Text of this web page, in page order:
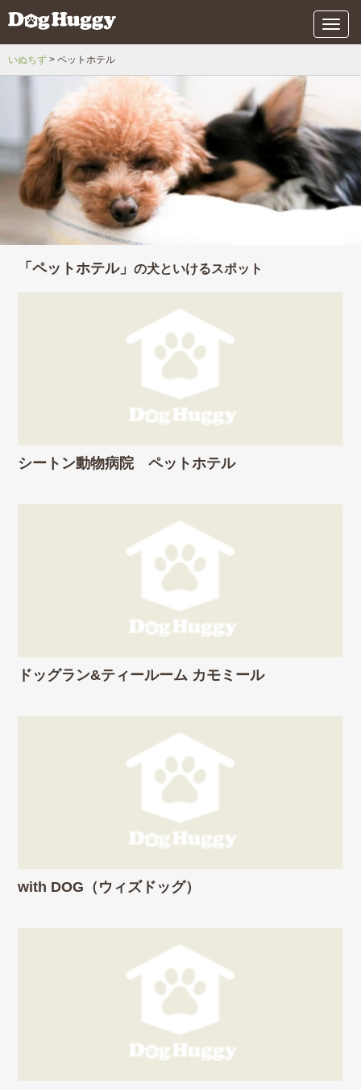
メ
ニ
いぬちず ペットホテル
「ペットホテル」の犬といけるスポット
シートン動物病院 ペットホテル
ドッグラン&ティールーム カモミール
with DOG（ウィズドッグ）